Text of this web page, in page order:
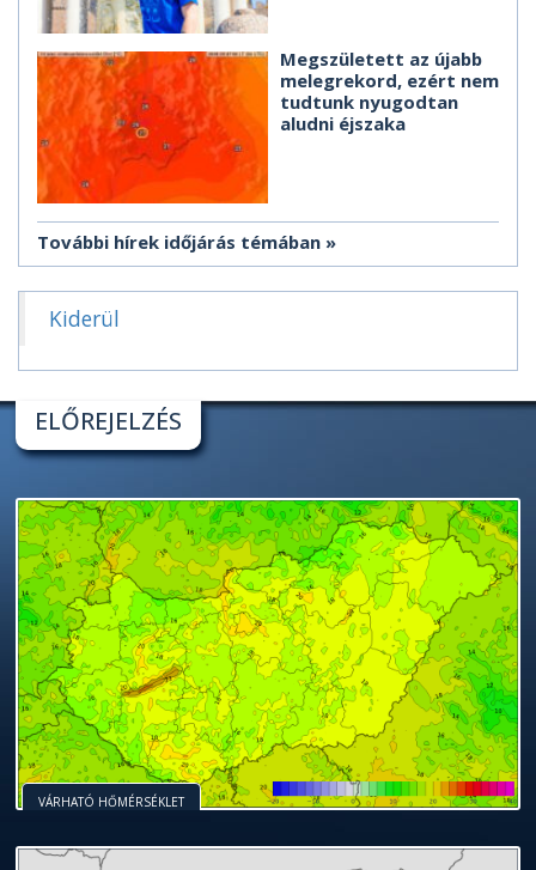
Megszületett az újabb
melegrekord, ezért nem
tudtunk nyugodtan
aludni éjszaka
További hírek időjárás témában
Kiderül
ELŐREJELZÉS
VÁRHATÓ HŐMÉRSÉKLET